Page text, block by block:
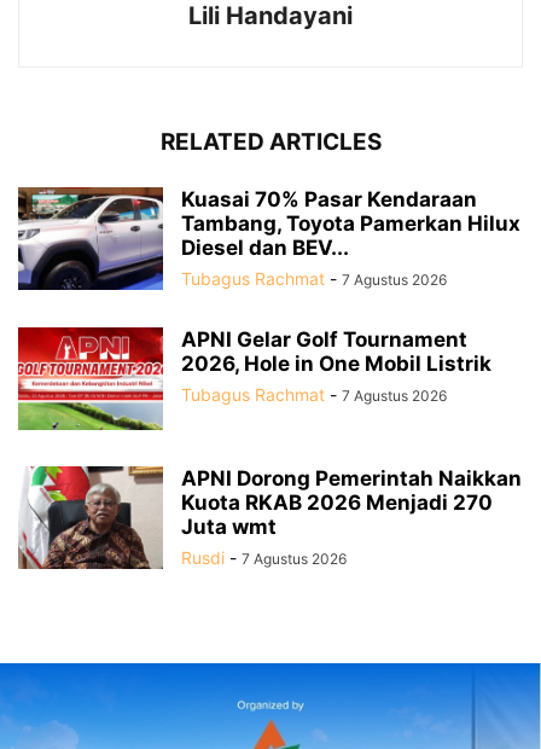
Lili Handayani
RELATED ARTICLES
Kuasai 70% Pasar Kendaraan
Tambang, Toyota Pamerkan Hilux
Diesel dan BEV...
Tubagus Rachmat - 7 Agustus 2026
APNI Gelar Golf Tournament
2026, Hole in One Mobil Listrik
Tubagus Rachmat - 7 Agustus 2026
APNI Dorong Pemerintah Naikkan
Kuota RKAB 2026 Menjadi 270
Juta wmt
Rusdi - 7 Agustus 2026